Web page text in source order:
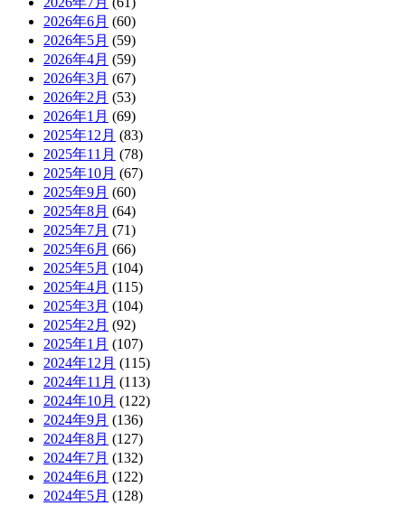
2026年6月 (60)
2026年5月 (59)
2026年4月 (59)
2026年3月 (67)
2026年2月 (53)
2026年1月 (69)
2025年12月 (83)
2025年11月 (78)
2025年10月 (67)
2025年9月 (60)
2025年8月 (64)
2025年7月 (71)
2025年6月 (66)
2025年5月 (104)
2025年4月 (115)
2025年3月 (104)
2025年2月 (92)
2025年1月 (107)
2024年12月 (115)
2024年11月 (113)
2024年10月 (122)
2024年9月 (136)
2024年8月 (127)
2024年7月 (132)
2024年6月 (122)
2024年5月 (128)